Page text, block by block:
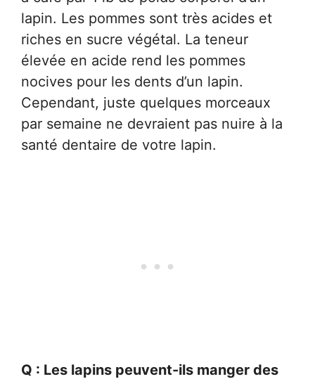
lapin. Les pommes sont très acides et
riches en sucre végétal. La teneur
élevée en acide rend les pommes
nocives pour les dents d’un lapin.
Cependant, juste quelques morceaux
par semaine ne devraient pas nuire à la
santé dentaire de votre lapin.
Q : Les lapins peuvent-ils manger des